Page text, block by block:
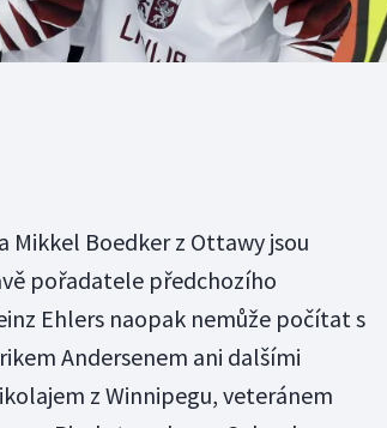
Mikkel Boedker z Ottawy jsou
pořadatele předchozího
Ehlers naopak nemůže počítat s
Andersenem ani dalšími
z Winnipegu, veteránem